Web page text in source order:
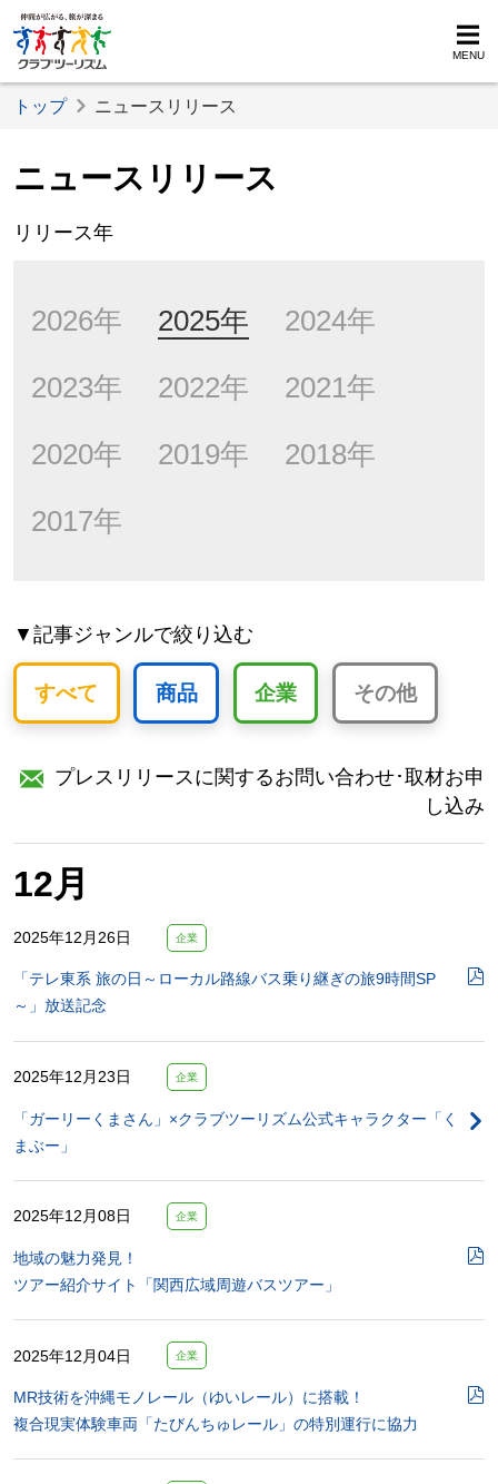
MENU
トップ ニュースリリース
ニュースリリース
リリース年
2026年 2025年 2024年
2023年 2022年 2021年
2020年 2019年 2018年
2017年
▼記事ジャンルで絞り込む
すべて 商品 企業 その他
プレスリリースに関するお問い合わせ･取材お申
し込み
12月
2025年12月26日 企業
「テレ東系 旅の日～ローカル路線バス乗り継ぎの旅9時間SP
～」放送記念
2025年12月23日 企業
「ガーリーくまさん」×クラブツーリズム公式キャラクター「く
まぶー」
2025年12月08日 企業
地域の魅力発見！
ツアー紹介サイト「関西広域周遊バスツアー」
2025年12月04日 企業
MR技術を沖縄モノレール（ゆいレール）に搭載！
複合現実体験車両「たびんちゅレール」の特別運行に協力